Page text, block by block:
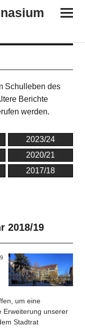
Schulleben des
Berichte
werden.
2023/24
2020/21
2017/18
2018/19
um eine
Erweiterung unserer
Stadtrat